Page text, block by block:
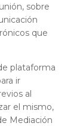
sobre
que
plataforma
ir
al
el mismo,
Mediación